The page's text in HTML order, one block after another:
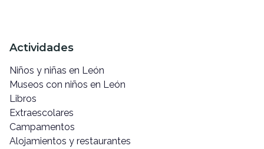
Actividades
Niños y niñas en León
Museos con niños en León
Libros
Extraescolares
Campamentos
Alojamientos y restaurantes